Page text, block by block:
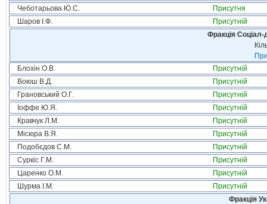
Чеботарьова Ю.С.
Присутня
Шаров І.Ф.
Присутній
Фракція Соціал-
Блохін О.В.
Присутній
Воюш В.Д.
Присутній
Грановський О.Г.
Присутній
Іоффе Ю.Я.
Присутній
Кравчук Л.М.
Присутній
Місюра В.Я.
Присутній
Подобєдов С.М.
Присутній
Суркіс Г.М.
Присутній
Царенко О.М.
Присутній
Шурма І.М.
Присутній
Фракція